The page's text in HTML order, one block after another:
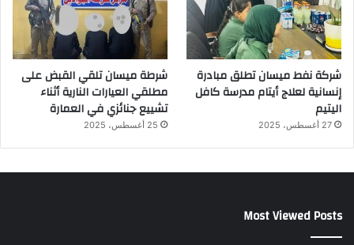
شركة نفط ميسان تطلق مبادرة
إنسانية لعلاج أيتام مدرسة كافل
اليتيم
27 أغسطس، 2025
شرطة ميسان تلقي القبض على
مطلقي العيارات النارية أثناء
تشييع جنائزي في العمارة
25 أغسطس، 2025
Most Viewed Posts